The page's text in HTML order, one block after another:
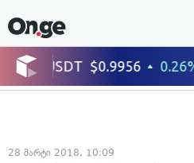
28 მარტი 2018, 10:09